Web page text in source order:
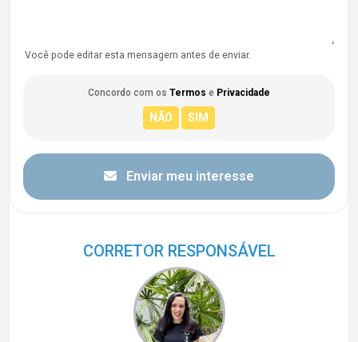
Você pode editar esta mensagem antes de enviar.
Concordo com os Termos e Privacidade
Enviar meu interesse
CORRETOR RESPONSÁVEL